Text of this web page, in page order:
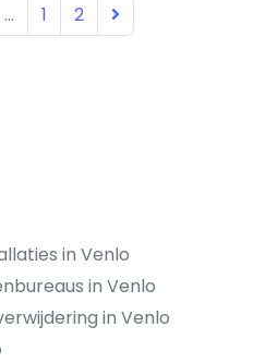
in Venlo
in Venlo
in Venlo
... 1 2